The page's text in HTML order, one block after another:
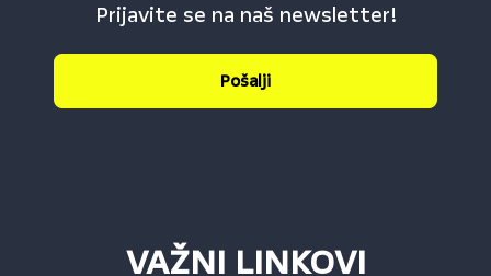
Prijavite se na naš newsletter!
Pošalji
VAŽNI LINKOVI